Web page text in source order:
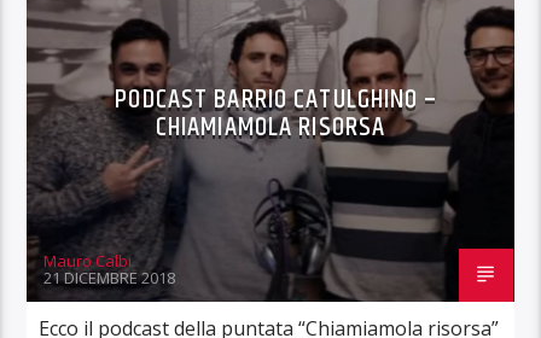
PODCAST BARRIO CATULGHINO –
CHIAMIAMOLA RISORSA
Mauro Calbi
21 DICEMBRE 2018
Ecco il podcast della puntata “Chiamiamola risorsa”